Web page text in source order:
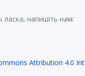
напишіть нам:
Attribution 4.0